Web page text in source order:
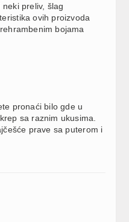
preliv, šlag
ovih proizvoda
bojama
pronaći bilo gde u
sa raznim ukusima.
prave sa puterom i